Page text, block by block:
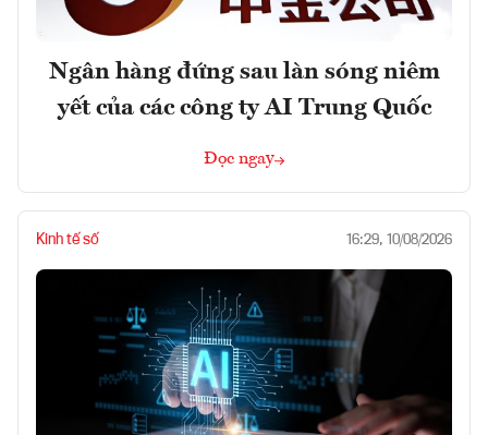
Ngân hàng đứng sau làn sóng niêm
yết của các công ty AI Trung Quốc
Đọc ngay
Kinh tế số 16:29, 10/08/2026